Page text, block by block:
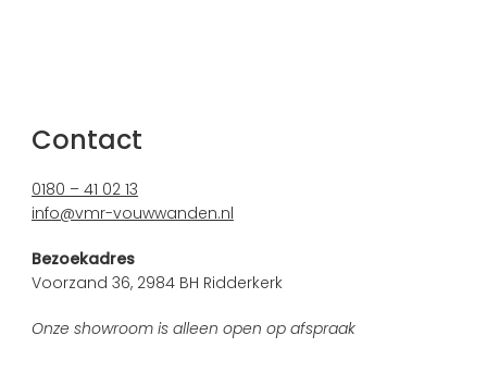
Contact
0180 – 41 02 13
info@vmr-vouwwanden.nl
Bezoekadres
Voorzand 36, 2984 BH Ridderkerk
Onze showroom is alleen open op afspraak